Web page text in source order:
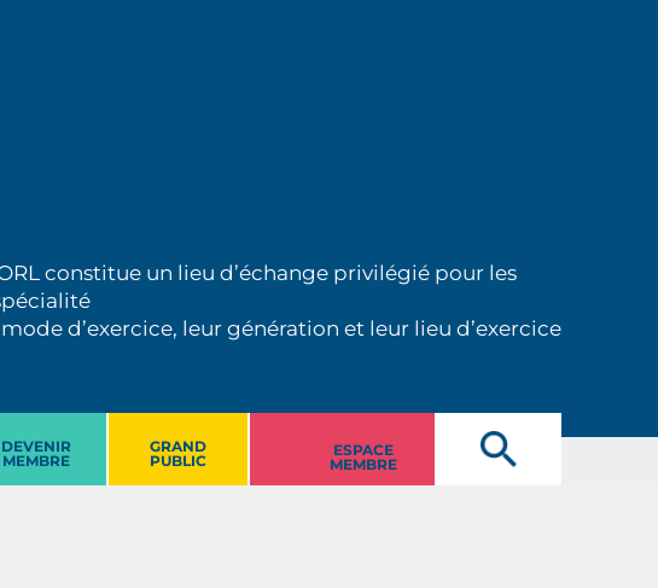
constitue un lieu d’échange privilégié pour les
d’exercice, leur génération et leur lieu d’exercice
DEVENIR
MEMBRE
GRAND
PUBLIC
ESPACE
MEMBRE